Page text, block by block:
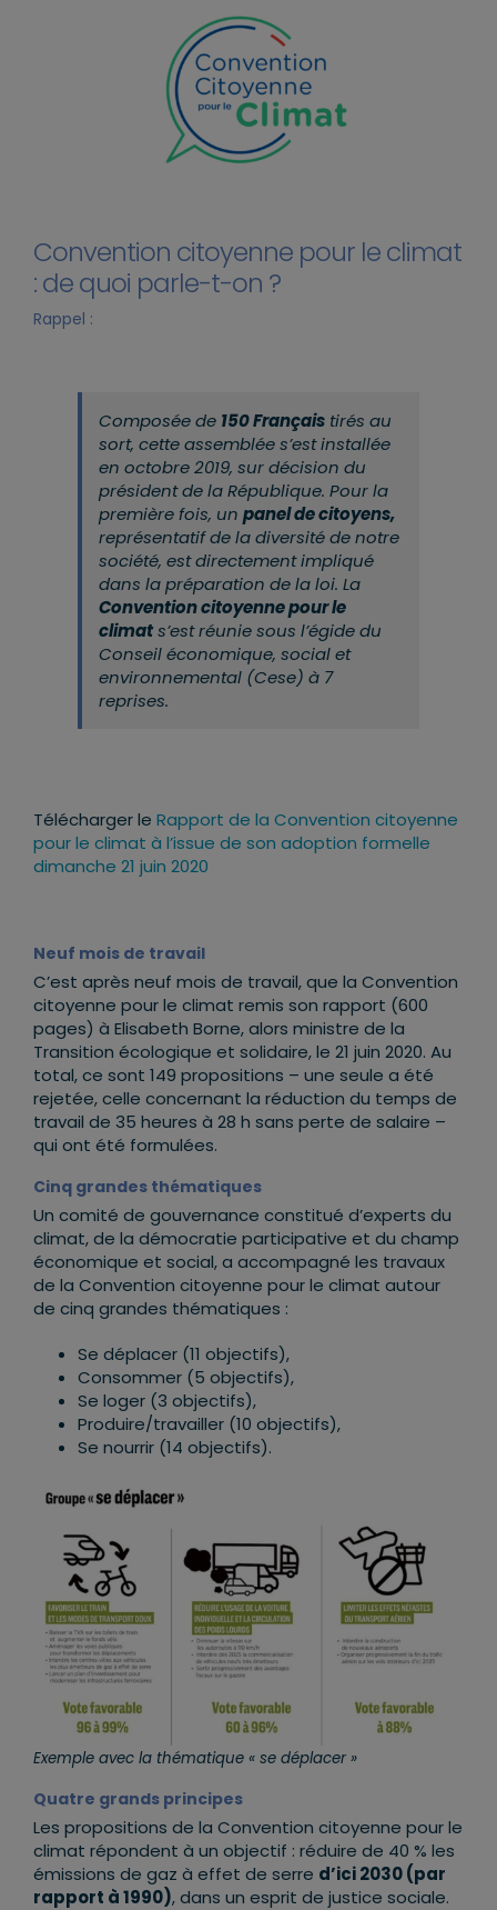
Convention citoyenne pour le climat
: de quoi parle-t-on ?
Rappel :
Composée de 150 Français tirés au
sort, cette assemblée s’est installée
en octobre 2019, sur décision du
président de la République. Pour la
première fois, un panel de citoyens,
représentatif de la diversité de notre
société, est directement impliqué
dans la préparation de la loi. La
Convention citoyenne pour le
climats’est réunie sous l’égide du
Conseil économique, social et
environnemental (Cese) à 7
reprises.
Télécharger le Rapport de la Convention citoyenne
pour le climat à l’issue de son adoption formelle
dimanche 21 juin 2020
Neuf mois de travail
C’est après neuf mois de travail, que la Convention
citoyenne pour le climat remis son rapport (600
pages) à Elisabeth Borne, alors ministre de la
Transition écologique et solidaire, le 21 juin 2020. Au
total, ce sont 149 propositions – une seule a été
rejetée, celle concernant la réduction du temps de
travail de 35 heures à 28 h sans perte de salaire –
qui ont été formulées.
Cinq grandes thématiques
Un comité de gouvernance constitué d’experts du
climat, de la démocratie participative et du champ
économique et social, a accompagné les travaux
de la Convention citoyenne pour le climat autour
de cinq grandes thématiques :
Se déplacer (11 objectifs),
Consommer (5 objectifs),
Se loger (3 objectifs),
Produire/travailler (10 objectifs),
Se nourrir (14 objectifs).
Exemple avec la thématique « se déplacer »
Quatre grands principes
Les propositions de la Convention citoyenne pour le
climat répondent à un objectif : réduire de 40 % les
émissions de gaz à effet de serre d’ici 2030 (par
rapport à 1990), dans un esprit de justice sociale.